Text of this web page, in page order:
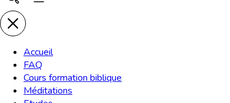
Accueil
FAQ
Cours formation biblique
Méditations